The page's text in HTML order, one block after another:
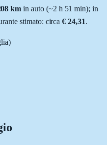
km in auto (~2 h 51 min); in
stimato: circa € 24,31.